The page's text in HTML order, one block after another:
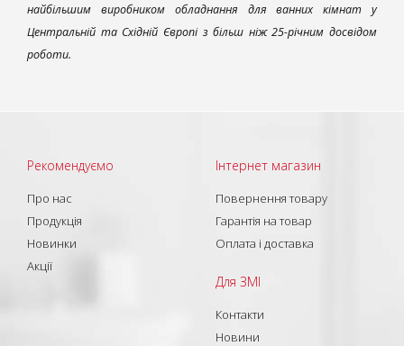
найбільшим виробником обладнання для ванних кімнат у
Центральній та Східній Європі з більш ніж 25-річним досвідом
роботи.
Рекомендуємо
Про нас
Продукція
Новинки
Акції
Інтернет магазин
Повернення товару
Гарантія на товар
Оплата і доставка
Для ЗМІ
Контакти
Новини